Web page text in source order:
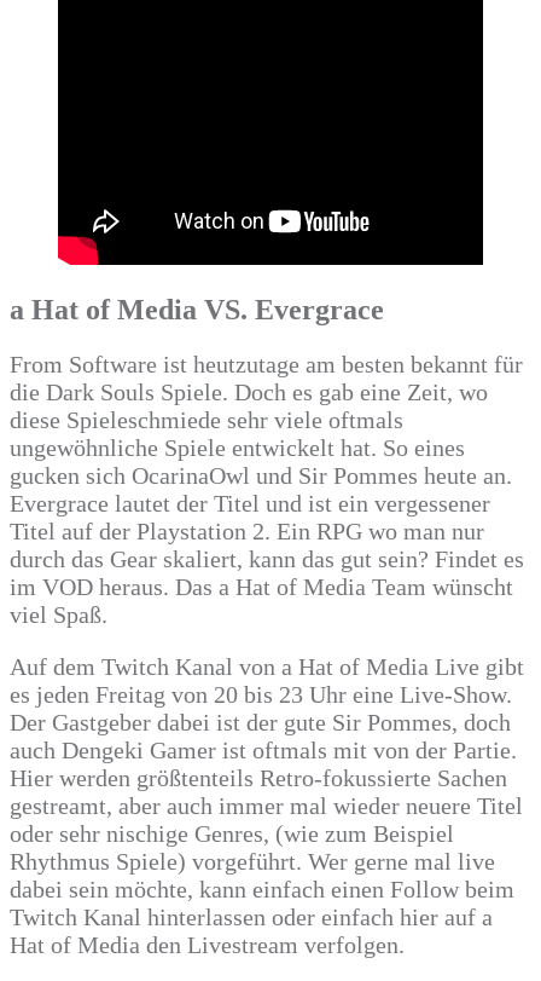
a Hat of Media VS. Evergrace
From Software ist heutzutage am besten bekannt für
die Dark Souls Spiele. Doch es gab eine Zeit, wo
diese Spieleschmiede sehr viele oftmals
ungewöhnliche Spiele entwickelt hat. So eines
gucken sich OcarinaOwl und Sir Pommes heute an.
Evergrace lautet der Titel und ist ein vergessener
Titel auf der Playstation 2. Ein RPG wo man nur
durch das Gear skaliert, kann das gut sein? Findet es
im VOD heraus. Das a Hat of Media Team wünscht
viel Spaß.
Auf dem Twitch Kanal von a Hat of Media Live gibt
es jeden Freitag von 20 bis 23 Uhr eine Live-Show.
Der Gastgeber dabei ist der gute Sir Pommes, doch
auch Dengeki Gamer ist oftmals mit von der Partie.
Hier werden größtenteils Retro-fokussierte Sachen
gestreamt, aber auch immer mal wieder neuere Titel
oder sehr nischige Genres, (wie zum Beispiel
Rhythmus Spiele) vorgeführt. Wer gerne mal live
dabei sein möchte, kann einfach einen Follow beim
Twitch Kanal hinterlassen oder einfach hier auf a
Hat of Media den Livestream verfolgen.